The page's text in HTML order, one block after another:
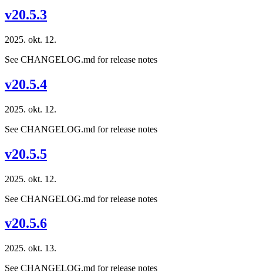
v20.5.3
2025. okt. 12.
See CHANGELOG.md for release notes
v20.5.4
2025. okt. 12.
See CHANGELOG.md for release notes
v20.5.5
2025. okt. 12.
See CHANGELOG.md for release notes
v20.5.6
2025. okt. 13.
See CHANGELOG.md for release notes